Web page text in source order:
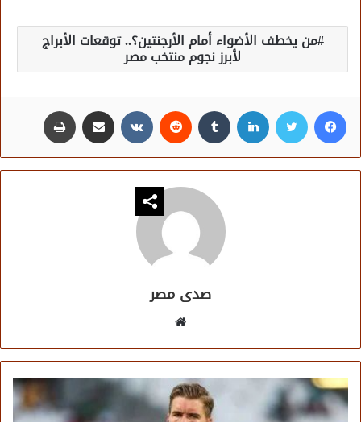
من يخطف الأضواء أمام الأرجنتين؟.. توقعات الأبراج
لأبرز نجوم منتخب مصر
فيسبوك تويتر لينكدإن مشاركة عبر البريد
صدى مصر